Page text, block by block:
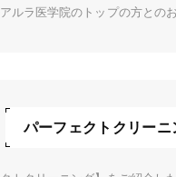
アルラ医学院のトップの方
パーフェクトクリーニ